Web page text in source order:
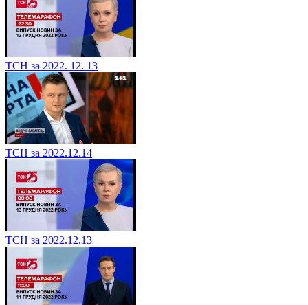
ТСН за 2022. 12. 13
ТСН за 2022.12.14
ТСН за 2022.12.13